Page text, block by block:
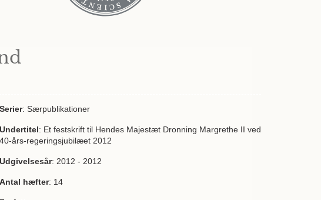
Serier: Særpublikationer
Undertitel: Et festskrift til Hendes Majestæt Dronning Margrethe II ved
40-års-regeringsjubilæet 2012
Udgivelsesår: 2012 - 2012
Antal hæfter: 14